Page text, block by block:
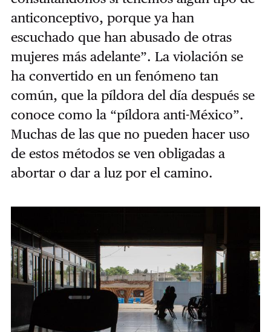
anticonceptivo, porque ya han
escuchado que han abusado de otras
mujeres más adelante”. La violación se
ha convertido en un fenómeno tan
común, que la píldora del día después se
conoce como la “píldora anti-México”.
Muchas de las que no pueden hacer uso
de estos métodos se ven obligadas a
abortar o dar a luz por el camino.